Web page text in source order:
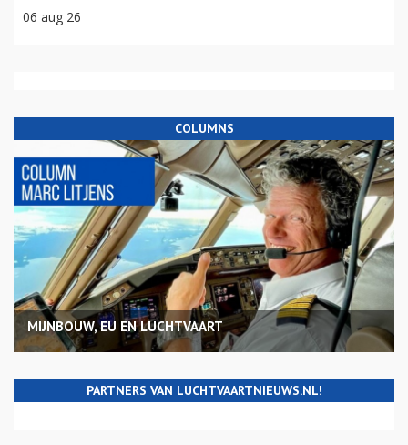
06 aug 26
COLUMNS
MIJNBOUW, EU EN LUCHTVAART
PARTNERS VAN LUCHTVAARTNIEUWS.NL!